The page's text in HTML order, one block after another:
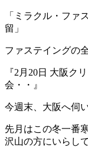
「ミラクル・フ
留」
ファステイングの
『2月20日 大阪ク
会・・』
今週末、大阪へ伺
先月はこの冬一番
沢山の方にいらし